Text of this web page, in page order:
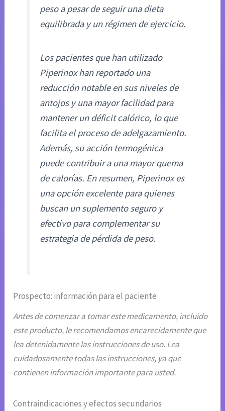
peso a pesar de seguir una dieta
equilibrada y un régimen de ejercicio.
Los pacientes que han utilizado
Piperinox han reportado una
reducción notable en sus niveles de
antojos y una mayor facilidad para
mantener un déficit calórico, lo que
facilita el proceso de adelgazamiento.
Además, su acción termogénica
puede contribuir a una mayor quema
de calorías. En resumen, Piperinox es
una opción excelente para quienes
buscan un suplemento seguro y
efectivo para complementar su
estrategia de pérdida de peso.
Prospecto: información para el paciente
Antes de comenzar a tomar este medicamento, incluido
este producto, le recomendamos encarecidamente que
lea detenidamente las instrucciones de uso. Lea
cuidadosamente todas las instrucciones, ya que
contienen información importante para usted.
Contraindicaciones y efectos secundarios